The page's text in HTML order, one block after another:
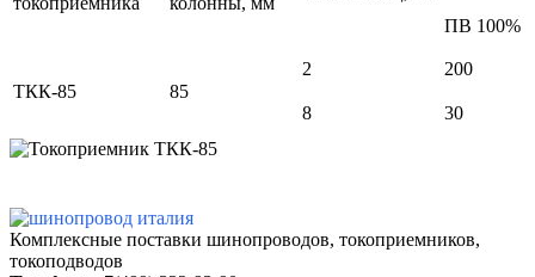
ПВ 100%
ТКК-85 85
2 200
8 30
Комплексные поставки шинопроводов, токоприемников,
токоподводов